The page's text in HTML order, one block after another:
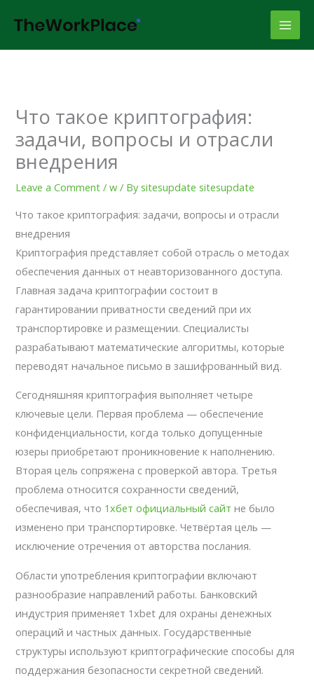
content
Что такое криптография:
задачи, вопросы и отрасли
внедрения
Leave a Comment /w / Bysitesupdate sitesupdate
Что такое криптография: задачи, вопросы и отрасли
внедрения
Криптография представляет собой отрасль о методах
обеспечения данных от неавторизованного доступа.
Главная задача криптографии состоит в
гарантировании приватности сведений при их
транспортировке и размещении. Специалисты
разрабатывают математические алгоритмы, которые
переводят начальное письмо в зашифрованный вид.
Сегодняшняя криптография выполняет четыре
ключевые цели. Первая проблема — обеспечение
конфиденциальности, когда только допущенные
юзеры приобретают проникновение к наполнению.
Вторая цель сопряжена с проверкой автора. Третья
проблема относится сохранности сведений,
обеспечивая, что 1хбет официальный сайт не было
изменено при транспортировке. Четвёртая цель —
исключение отречения от авторства послания.
Области употребления криптографии включают
разнообразие направлений работы. Банковский
индустрия применяет 1xbet для охраны денежных
операций и частных данных. Государственные
структуры используют криптографические способы для
поддержания безопасности секретной сведений.